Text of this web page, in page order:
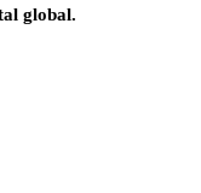
global.